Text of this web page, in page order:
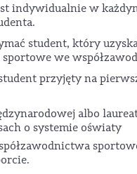
indywidualnie w
student, który
we
przyjęty na
albo
o systemie oświaty